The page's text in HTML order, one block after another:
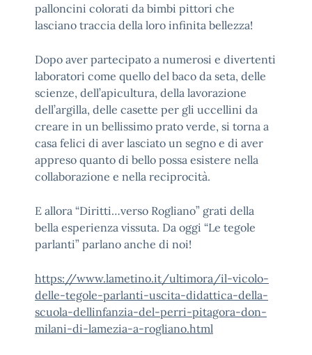
palloncini colorati da bimbi pittori che
lasciano traccia della loro infinita bellezza!
Dopo aver partecipato a numerosi e divertenti
laboratori come quello del baco da seta, delle
scienze, dell’apicultura, della lavorazione
dell’argilla, delle casette per gli uccellini da
creare in un bellissimo prato verde, si torna a
casa felici di aver lasciato un segno e di aver
appreso quanto di bello possa esistere nella
collaborazione e nella reciprocità.
E allora “Diritti…verso Rogliano” grati della
bella esperienza vissuta. Da oggi “Le tegole
parlanti” parlano anche di noi!
https://www.lametino.it/ultimora/il-vicolo-
delle-tegole-parlanti-uscita-didattica-della-
scuola-dellinfanzia-del-perri-pitagora-don-
milani-di-lamezia-a-rogliano.html